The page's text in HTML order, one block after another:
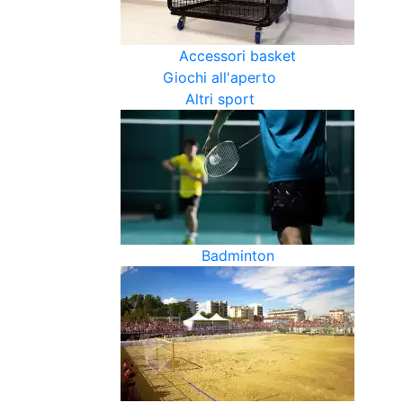
Accessori basket
Giochi all'aperto
Altri sport
Badminton